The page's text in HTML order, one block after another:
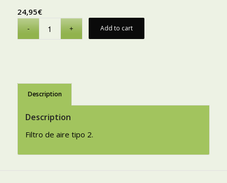
24,95€
Add to cart
Description
Description
Filtro de aire tipo 2.